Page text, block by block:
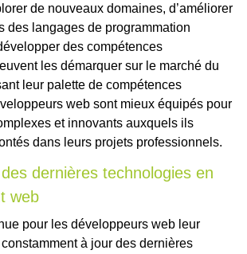
de nouveaux domaines, d’améliorer
des langages de programmation
des compétences
les démarquer sur le marché du
leur palette de compétences
web sont mieux équipés pour
et innovants auxquels ils
dans leurs projets professionnels.
dernières technologies en
web
pour les développeurs web leur
à jour des dernières